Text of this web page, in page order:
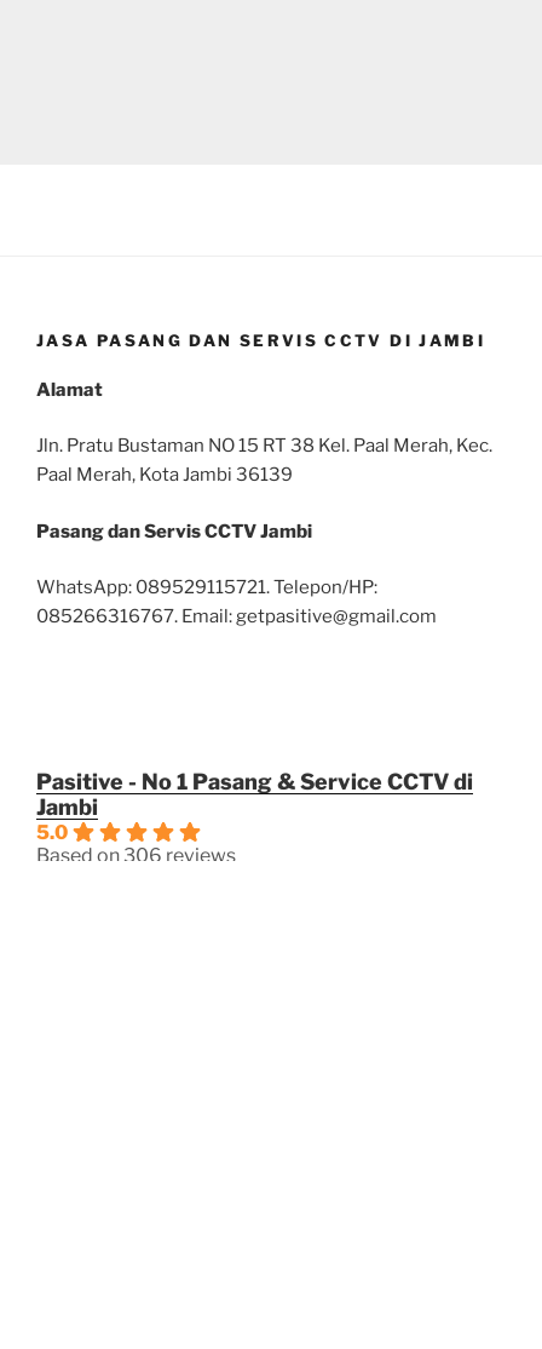
JASA PASANG DAN SERVIS CCTV DI JAMBI
Alamat
Jln. Pratu Bustaman NO 15 RT 38 Kel. Paal Merah, Kec.
Paal Merah, Kota Jambi 36139
Pasang dan Servis CCTV Jambi
WhatsApp: 089529115721. Telepon/HP:
085266316767. Email: getpasitive@gmail.com
Pasitive - No 1 Pasang & Service CCTV di
Jambi
5.0
Based on 306 reviews